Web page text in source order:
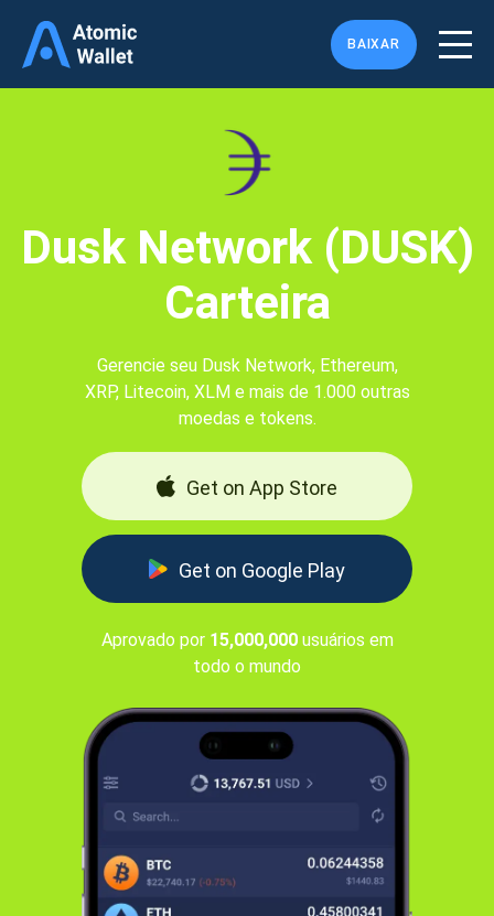
BAIXAR
Dusk Network (DUSK)
Carteira
Gerencie seu Dusk Network, Ethereum,
XRP, Litecoin, XLM e mais de 1.000 outras
moedas e tokens.
Get on App Store
Get on Google Play
Aprovado por 15,000,000usuários em
todo o mundo